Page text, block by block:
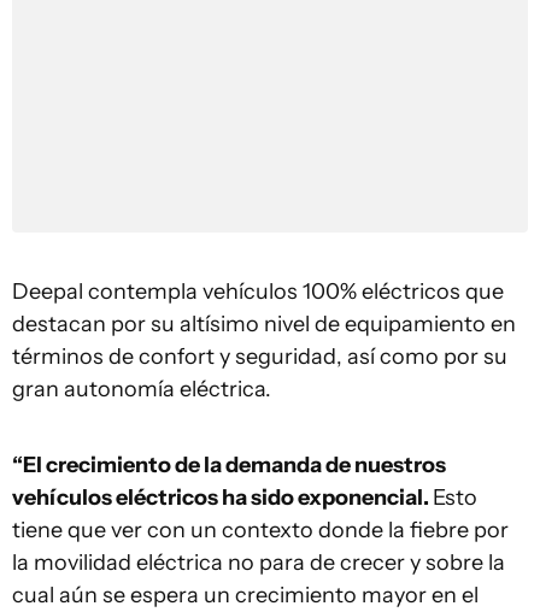
Deepal contempla vehículos 100% eléctricos que
destacan por su altísimo nivel de equipamiento en
términos de confort y seguridad, así como por su
gran autonomía eléctrica.
“El crecimiento de la demanda de nuestros
vehículos eléctricos ha sido exponencial. Esto
tiene que ver con un contexto donde la fiebre por
la movilidad eléctrica no para de crecer y sobre la
cual aún se espera un crecimiento mayor en el